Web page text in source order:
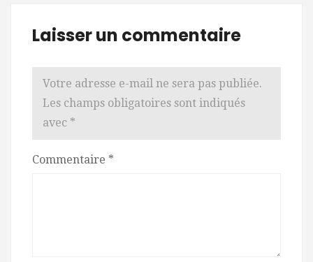
Laisser un commentaire
Votre adresse e-mail ne sera pas publiée.
Les champs obligatoires sont indiqués
avec *
Commentaire *